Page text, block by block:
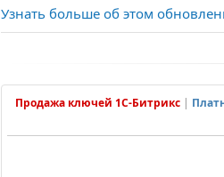
Узнать больше об этом
Продажа ключей 1С-Битрикс |